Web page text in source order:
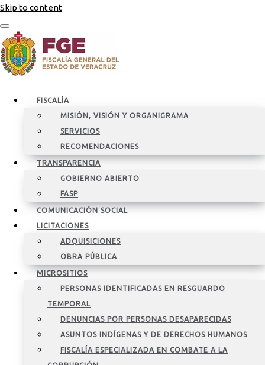
Skip to content
FISCALÍA
MISIÓN, VISIÓN Y ORGANIGRAMA
SERVICIOS
RECOMENDACIONES
TRANSPARENCIA
GOBIERNO ABIERTO
FASP
COMUNICACIÓN SOCIAL
LICITACIONES
ADQUISICIONES
OBRA PÚBLICA
MICROSITIOS
PERSONAS IDENTIFICADAS EN RESGUARDO
TEMPORAL
DENUNCIAS POR PERSONAS DESAPARECIDAS
ASUNTOS INDÍGENAS Y DE DERECHOS HUMANOS
FISCALÍA ESPECIALIZADA EN COMBATE A LA